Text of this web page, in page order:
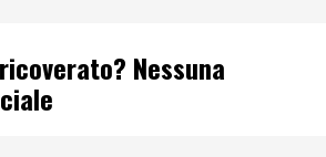
Nessuna